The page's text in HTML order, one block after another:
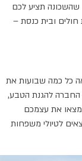
תציע לכם
חולים ובית כנסת –
כל כמה שבועות את
החברה להגנת הטבע,
תמצאו את עצמכם
לטיולי משפחות